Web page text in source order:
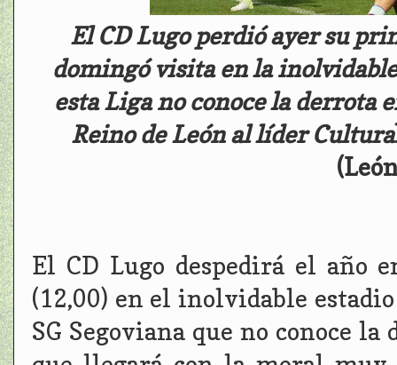
El CD Lugo perdió ayer su
domingó visita en la
esta Liga no conoce la derrota
Reino de León al líder Cultura
El CD Lugo despedirá el año
(12,00) en el inolvidable
SG Segoviana que no conoce